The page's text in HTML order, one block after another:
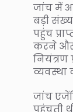
जांच में
बड़ी
पहुंच
करने और
नियंत्रण
व्यवस्था
जांच
पहुंचती